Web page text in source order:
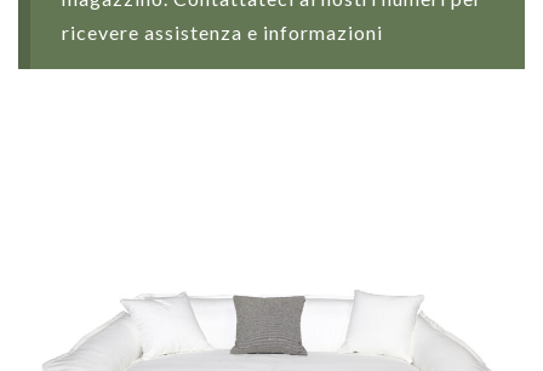
ricevere assistenza e informazioni